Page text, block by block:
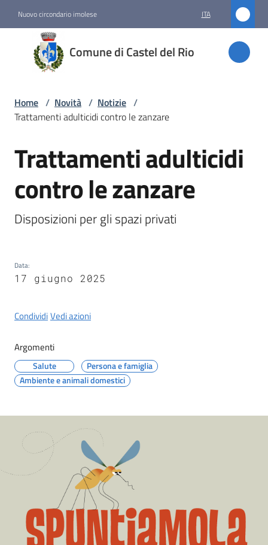
Nuovo circondario imolese ITA
Comune di Castel del Rio
Comune
di
Castel
Amministrazione
Menu selezionato
Servizi
Vivere
Castel
Servizi
Tutti
gli
argomenti
Home / Novità / Notizie /
Trattamenti adulticidi contro le zanzare
Salta al contenuto
Trattamenti adulticidi
contro le zanzare
Disposizioni per gli spazi privati
Data:
17 giugno 2025
CondividiVedi azioni
Argomenti
Salute
Persona e famiglia
Ambiente e animali domestici